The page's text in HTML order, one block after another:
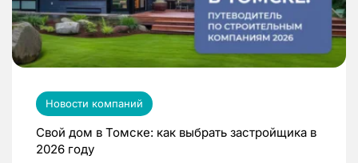
Новости компаний
Свой дом в Томске: как выбрать застройщика в
2026 году